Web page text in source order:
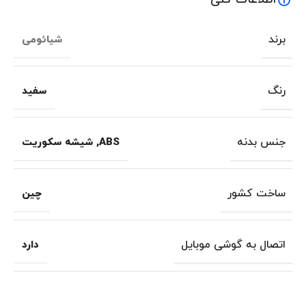
برند شیائومی
رنگ سفید
جنس بدنه ABS
, شیشه سکوریت
ساخت کشور چین
اتصال به گوشی موبایل دارد